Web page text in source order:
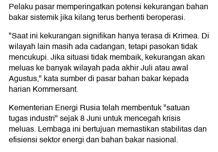
Pelaku pasar memperingatkan potensi kekurangan bahan
bakar sistemik jika kilang terus berhenti beroperasi.
"Saat ini kekurangan signifikan hanya terasa di Krimea. Di
wilayah lain masih ada cadangan, tetapi pasokan tidak
mencukupi. Jika situasi tidak membaik, kekurangan akan
meluas ke banyak wilayah pada akhir Juli atau awal
Agustus," kata sumber di pasar bahan bakar kepada
harian Kommersant.
Kementerian Energi Rusia telah membentuk "satuan
tugas industri" sejak 8 Juni untuk mencegah krisis
meluas. Lembaga ini bertujuan memastikan stabilitas dan
efisiensi sektor energi dan bahan bakar nasional.